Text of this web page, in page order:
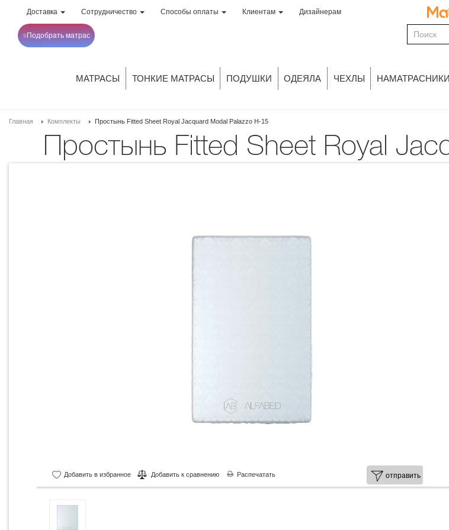
Доставка Сотрудничество Способы оплаты Клиентам Дизайнерам
Подобрать матрас
МАТРАСЫ ТОНКИЕ МАТРАСЫ ПОДУШКИ ОДЕЯЛА ЧЕХЛЫ НАМАТРАСНИКИ
Главная Комплекты Простынь Fitted Sheet Royal Jacquard Modal Palazzo H-15
Простынь Fitted Sheet Royal
отправить
Добавить в избранное Добавить к сравнению Распечатать